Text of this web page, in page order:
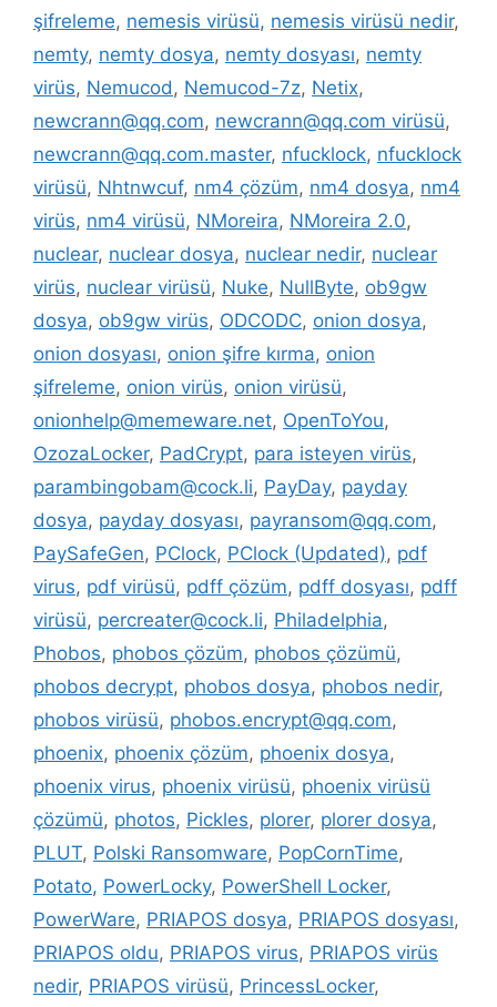
şifreleme, nemesis virüsü, nemesis virüsü nedir,
nemty, nemty dosya, nemty dosyası, nemty
virüs, Nemucod, Nemucod-7z, Netix,
newcrann@qq.com, newcrann@qq.com virüsü,
newcrann@qq.com.master, nfucklock, nfucklock
virüsü, Nhtnwcuf, nm4 çözüm, nm4 dosya, nm4
virüs, nm4 virüsü, NMoreira, NMoreira 2.0,
nuclear, nuclear dosya, nuclear nedir, nuclear
virüs, nuclear virüsü, Nuke, NullByte, ob9gw
dosya, ob9gw virüs, ODCODC, onion dosya,
onion dosyası, onion şifre kırma, onion
şifreleme, onion virüs, onion virüsü,
onionhelp@memeware.net, OpenToYou,
OzozaLocker, PadCrypt, para isteyen virüs,
parambingobam@cock.li, PayDay, payday
dosya, payday dosyası, payransom@qq.com,
PaySafeGen, PClock, PClock (Updated), pdf
virus, pdf virüsü, pdff çözüm, pdff dosyası, pdff
virüsü, percreater@cock.li, Philadelphia,
Phobos, phobos çözüm, phobos çözümü,
phobos decrypt, phobos dosya, phobos nedir,
phobos virüsü, phobos.encrypt@qq.com,
phoenix, phoenix çözüm, phoenix dosya,
phoenix virus, phoenix virüsü, phoenix virüsü
çözümü, photos, Pickles, plorer, plorer dosya,
PLUT, Polski Ransomware, PopCornTime,
Potato, PowerLocky, PowerShell Locker,
PowerWare, PRIAPOS dosya, PRIAPOS dosyası,
PRIAPOS oldu, PRIAPOS virus, PRIAPOS virüs
nedir, PRIAPOS virüsü, PrincessLocker,